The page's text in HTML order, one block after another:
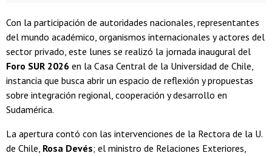
Con la participación de autoridades nacionales, representantes
del mundo académico, organismos internacionales y actores del
sector privado, este lunes se realizó la jornada inaugural del
Foro SUR 2026 en la Casa Central de la Universidad de Chile,
instancia que busca abrir un espacio de reflexión y propuestas
sobre integración regional, cooperación y desarrollo en
Sudamérica.
La apertura contó con las intervenciones de la Rectora de la U.
de Chile, Rosa Devés; el ministro de Relaciones Exteriores,